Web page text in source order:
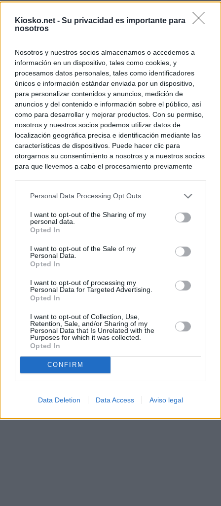
Kiosko.net - Su privacidad es importante para
nosotros
Nosotros y nuestros socios almacenamos o accedemos a
información en un dispositivo, tales como cookies, y
procesamos datos personales, tales como identificadores
únicos e información estándar enviada por un dispositivo,
para personalizar contenidos y anuncios, medición de
anuncios y del contenido e información sobre el público, así
como para desarrollar y mejorar productos. Con su permiso,
nosotros y nuestros socios podemos utilizar datos de
localización geográfica precisa e identificación mediante las
características de dispositivos. Puede hacer clic para
otorgarnos su consentimiento a nosotros y a nuestros socios
para que llevemos a cabo el procesamiento previamente
negar su consentimiento. Tenga en cuenta que algún
de su consentimiento, pero usted tiene el derecho de
rechazar tal procesamiento. Sus preferencias se aplicarán
cualquier momento entrando de nuevo en este sitio web o
visitando nuestra política de privacidad.
Personal Data Processing Opt Outs
I want to opt-out of the Sharing of my
personal data.
Opted In
I want to opt-out of the Sale of my
Personal Data.
Opted In
I want to opt-out of processing my
Personal Data for Targeted Advertising.
Opted In
I want to opt-out of Collection, Use,
Retention, Sale, and/or Sharing of my
Personal Data that Is Unrelated with the
Purposes for which it was collected.
Opted In
CONFIRM
Data Deletion Data Access Aviso legal
El uso personal
Comunidad de
de Gran Vía
logró venderlo
© Kiosko.net Aviso Legal Privacidad y Cookies